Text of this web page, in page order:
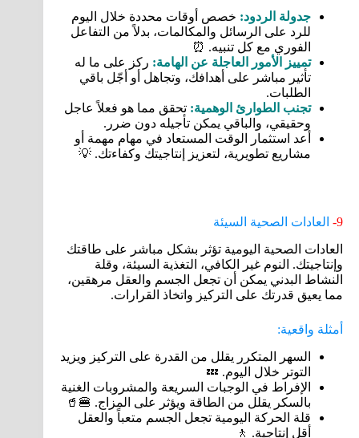
جدولة الردود: خصص أوقات محددة خلال اليوم
للرد على الرسائل والمكالمات، بدلاً من التفاعل
الفوري مع كل تنبيه. ⏰
تمييز الأمور العاجلة عن الهامة: ركز على ما له
تأثير مباشر على أهدافك، وتجاهل أو أجّل باقي
الطلبات.
تجنب الطوارئ الوهمية: تحقق مما هو فعلاً عاجل
وحقيقي، والباقي يمكن تأجيله دون ضرر.
أعد استثمار الوقت المستعاد في مهام مهمة أو
مشاريع تطويرية، لتعزيز إنتاجيتك وكفاءتك. 💡
9-
العادات الصحية السيئة
العادات الصحية اليومية تؤثر بشكل مباشر على طاقتك
وإنتاجيتك. النوم غير الكافي، التغذية السيئة، وقلة
النشاط البدني يمكن أن تجعل الجسم والعقل مرهقين،
مما يعيق قدرتك على التركيز واتخاذ القرارات.
أمثلة واقعية:
السهر المتكرر يقلل من القدرة على التركيز ويزيد
التوتر خلال اليوم. 💤
الإفراط في الوجبات السريعة والمشروبات الغنية
بالسكر يقلل من الطاقة ويؤثر على المزاج. 🍔🥤
قلة الحركة اليومية تجعل الجسم متعباً والعقل
أقل إنتاجية. 🚶